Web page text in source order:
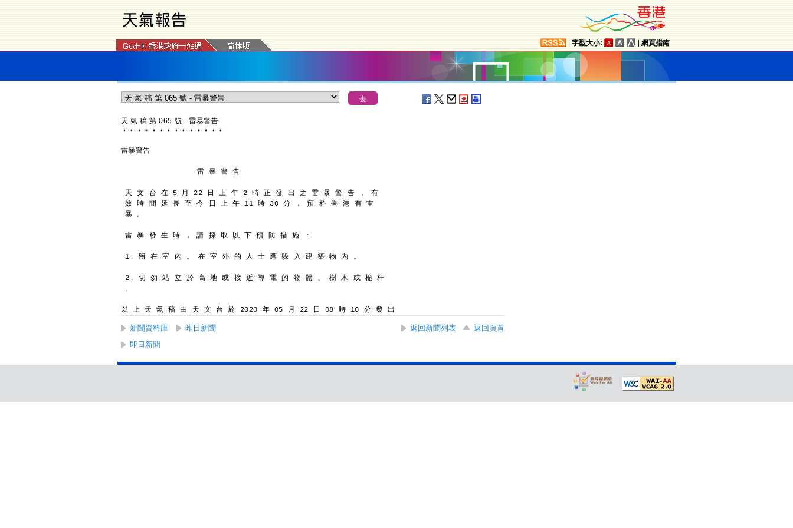
字型大小: 網頁指南
天 氣 稿 第 065 號 - 雷暴警告
＊ ＊ ＊ ＊ ＊ ＊ ＊ ＊ ＊ ＊ ＊ ＊ ＊ ＊
雷暴警告
                 雷 暴 警 告
天 文 台 在 5 月 22 日 上 午 2 時 正 發 出 之 雷 暴 警 告 ， 有
效 時 間 延 長 至 今 日 上 午 11 時 30 分 ， 預 料 香 港 有 雷
暴 。
雷 暴 發 生 時 ， 請 採 取 以 下 預 防 措 施 ：
1. 留 在 室 內 。 在 室 外 的 人 士 應 躲 入 建 築 物 內 。
2. 切 勿 站 立 於 高 地 或 接 近 導 電 的 物 體 、 樹 木 或 桅 杆
。
以 上 天 氣 稿 由 天 文 台 於 2020 年 05 月 22 日 08 時 10 分 發 出
新聞資料庫 昨日新聞 返回新聞列表
返回頁首
即日新聞